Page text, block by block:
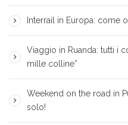
Interrail in Europa: come
Viaggio in Ruanda: tutti i
mille colline”
Weekend on the road in
solo!